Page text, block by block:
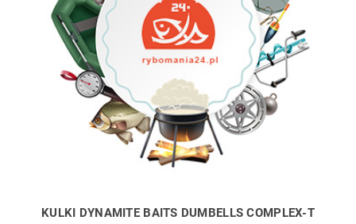
KULKI DYNAMITE BAITS DUMBELLS COMPLEX-T